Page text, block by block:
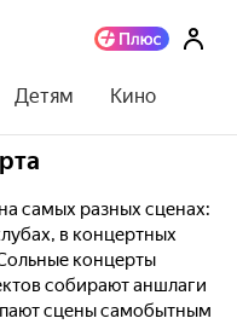
Детям Кино
самых разных сценах:
в концертных
концерты
собирают аншлаги
сцены самобытным